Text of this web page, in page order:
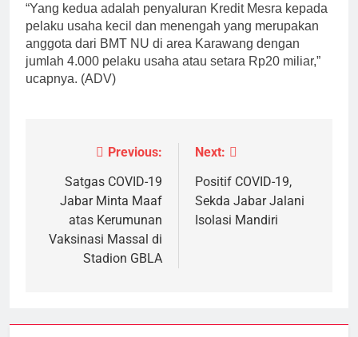
“Yang kedua adalah penyaluran Kredit Mesra kepada
pelaku usaha kecil dan menengah yang merupakan
anggota dari BMT NU di area Karawang dengan
jumlah 4.000 pelaku usaha atau setara Rp20 miliar,”
ucapnya. (ADV)
Navigasi
pos
Previous:
Satgas COVID-19
Jabar Minta Maaf
atas Kerumunan
Vaksinasi Massal di
Stadion GBLA
Next:
Positif COVID-19,
Sekda Jabar Jalani
Isolasi Mandiri